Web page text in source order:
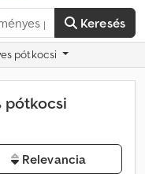
Keresés
pótkocsi
pótkocsi
Relevancia